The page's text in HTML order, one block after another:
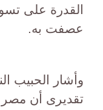
القدرة على
عصفت به.
وأشار الحبيب
تقديرى أن مصر